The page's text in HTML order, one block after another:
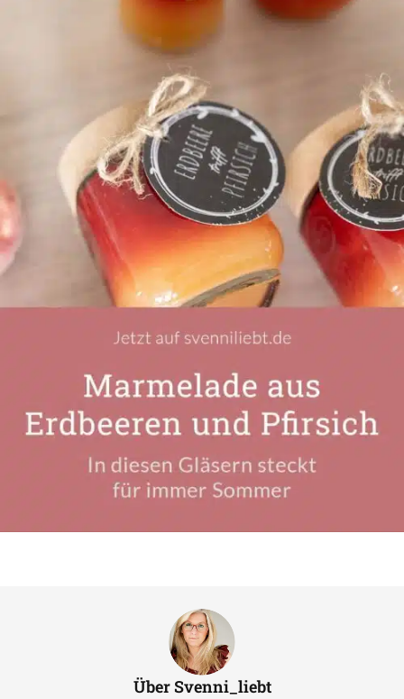
Über Svenni_liebt